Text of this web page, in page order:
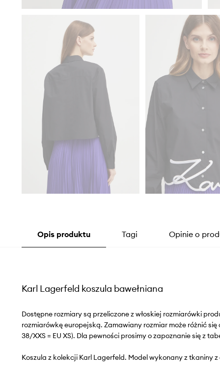
Opis produktu Tagi Opinie o
Karl Lagerfeld koszula bawełniana
Dostępne rozmiary są przeliczone z włoskiej rozmiarówki
rozmiarówkę europejską. Zamawiany rozmiar może różnić
38/XXS = EU XS). Dla pewności prosimy o zapoznanie się z
Koszula z kolekcji Karl Lagerfeld. Model wykonany z tkaniny